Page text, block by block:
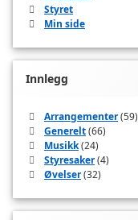
Styret
Min side
Innlegg
Arrangementer(59)
Generelt(66)
Musikk(24)
Styresaker(4)
Øvelser(32)